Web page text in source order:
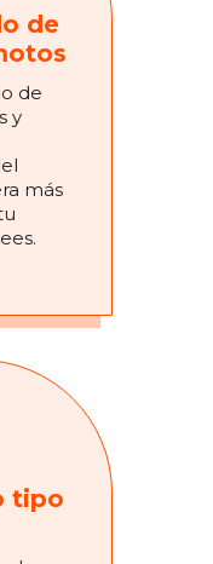
de
de
y
más
tipo